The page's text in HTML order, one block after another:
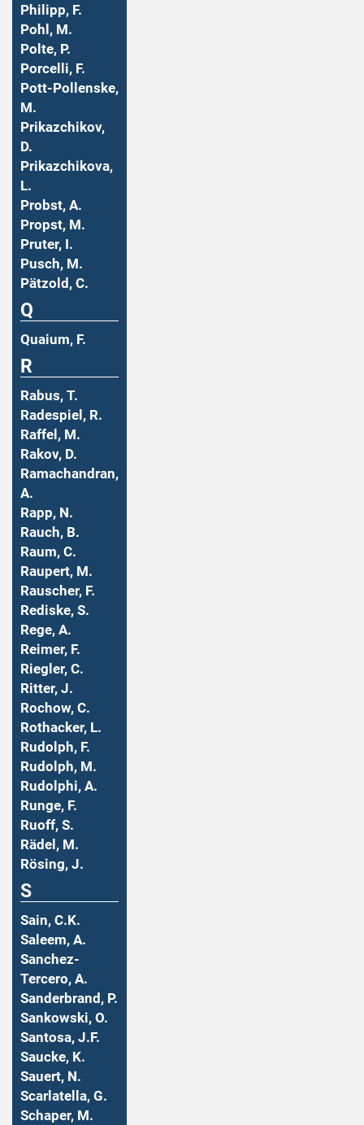
Philipp, F.
Pohl, M.
Polte, P.
Porcelli, F.
Pott-Pollenske,
M.
Prikazchikov,
D.
Prikazchikova,
L.
Probst, A.
Propst, M.
Pruter, I.
Pusch, M.
Pätzold, C.
Q
Quaium, F.
R
Rabus, T.
Radespiel, R.
Raffel, M.
Rakov, D.
Ramachandran,
A.
Rapp, N.
Rauch, B.
Raum, C.
Raupert, M.
Rauscher, F.
Rediske, S.
Rege, A.
Reimer, F.
Riegler, C.
Ritter, J.
Rochow, C.
Rothacker, L.
Rudolph, F.
Rudolph, M.
Rudolphi, A.
Runge, F.
Ruoff, S.
Rädel, M.
Rösing, J.
S
Sain, C.K.
Saleem, A.
Sanchez-
Tercero, A.
Sanderbrand, P.
Sankowski, O.
Santosa, J.F.
Saucke, K.
Sauert, N.
Scarlatella, G.
Schaper, M.